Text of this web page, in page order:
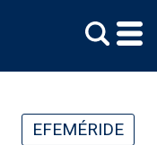
EFEMÉRIDE